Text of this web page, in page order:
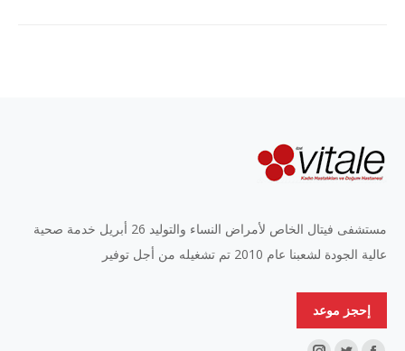
مستشفى فيتال الخاص لأمراض النساء والتوليد 26 أبريل خدمة صحية
عالية الجودة لشعبنا عام 2010 تم تشغيله من أجل توفير
إحجز موعد